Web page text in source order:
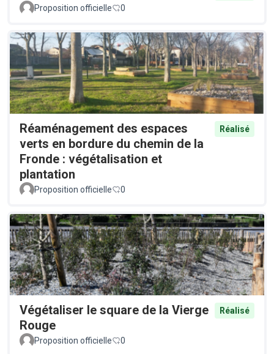
Proposition officielle
0
Réaménagement des espaces
verts en bordure du chemin de la
Fronde : végétalisation et
plantation
Réalisé
Proposition officielle 0
Végétaliser le square de la Vierge
Rouge
Réalisé
Proposition officielle 0